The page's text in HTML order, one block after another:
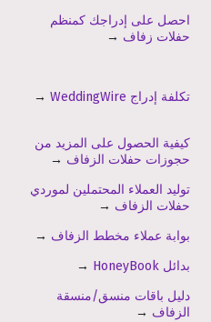
احصل على إدراجك كمنظم
حفلات زفاف →
تكلفة إدراج WeddingWire
→
كيفية الحصول على المزيد من
حجوزات حفلات الزفاف →
توليد العملاء المحتملين لموردي
حفلات الزفاف →
بوابة عملاء مخطط الزفاف →
بدائل HoneyBook
→
دليل باقات منسق/منسقة
الزفاف →